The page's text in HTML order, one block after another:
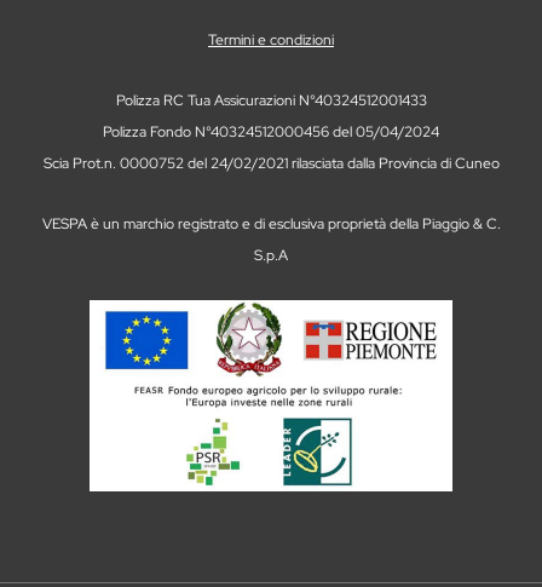
Termini e condizioni
Polizza RC Tua Assicurazioni N°40324512001433
Polizza Fondo N°40324512000456 del 05/04/2024
Scia Prot.n. 0000752 del 24/02/2021 rilasciata dalla Provincia di Cuneo
VESPA è un marchio registrato e di esclusiva proprietà della Piaggio & C.
S.p.A